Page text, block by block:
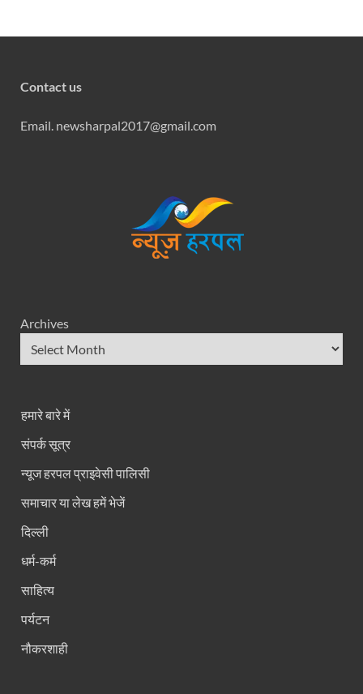
Contact us
Email. newsharpal2017@gmail.com
Archives
हमारे बारे में
संपर्क सूत्र
न्यूज हरपल प्राइवेसी पालिसी
समाचार या लेख हमें भेजें
दिल्ली
धर्म-कर्म
साहित्य
पर्यटन
नौकरशाही